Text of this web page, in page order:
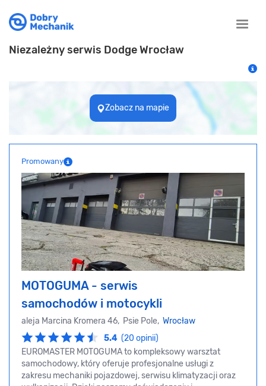
Toggle
Niezależny serwis Dodge Wrocław
Zobacz na mapie
Promowany
MOTOGUMA - serwis
samochodów i motocykli
aleja Marcina Kromera 46, Psie Pole, Wrocław
5.4 (20 opinii)
EUROMASTER MOTOGUMA to kompleksowy warsztat
samochodowy, który oferuje profesjonalne usługi z
zakresu mechaniki pojazdowej, serwisu klimatyzacji oraz